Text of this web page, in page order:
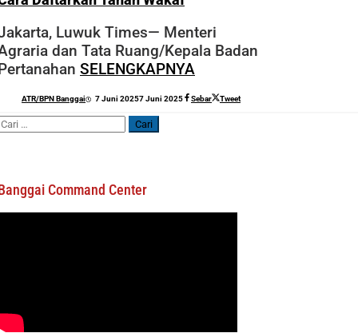
Luwuk Times— Menteri
dan Tata Ruang/Kepala Badan
SELENGKAPNYA
ATR/BPN Banggai 7 Juni 20257 Juni 2025oleh
Sofyan
Sebar Tweet
Command Center